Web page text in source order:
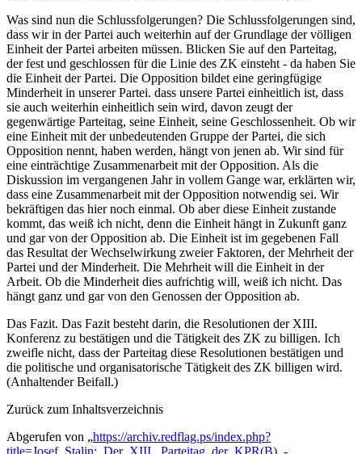
Was sind nun die Schlussfolgerungen? Die Schlussfolgerungen sind,
dass wir in der Partei auch weiterhin auf der Grundlage der völligen
Einheit der Partei arbeiten müssen. Blicken Sie auf den Parteitag,
der fest und geschlossen für die Linie des ZK einsteht - da haben Sie
die Einheit der Partei. Die Opposition bildet eine geringfügige
Minderheit in unserer Partei. dass unsere Partei einheitlich ist, dass
sie auch weiterhin einheitlich sein wird, davon zeugt der
gegenwärtige Parteitag, seine Einheit, seine Geschlossenheit. Ob wir
eine Einheit mit der unbedeutenden Gruppe der Partei, die sich
Opposition nennt, haben werden, hängt von jenen ab. Wir sind für
eine einträchtige Zusammenarbeit mit der Opposition. Als die
Diskussion im vergangenen Jahr in vollem Gange war, erklärten wir,
dass eine Zusammenarbeit mit der Opposition notwendig sei. Wir
bekräftigen das hier noch einmal. Ob aber diese Einheit zustande
kommt, das weiß ich nicht, denn die Einheit hängt in Zukunft ganz
und gar von der Opposition ab. Die Einheit ist im gegebenen Fall
das Resultat der Wechselwirkung zweier Faktoren, der Mehrheit der
Partei und der Minderheit. Die Mehrheit will die Einheit in der
Arbeit. Ob die Minderheit dies aufrichtig will, weiß ich nicht. Das
hängt ganz und gar von den Genossen der Opposition ab.
Das Fazit. Das Fazit besteht darin, die Resolutionen der XIII.
Konferenz zu bestätigen und die Tätigkeit des ZK zu billigen. Ich
zweifle nicht, dass der Parteitag diese Resolutionen bestätigen und
die politische und organisatorische Tätigkeit des ZK billigen wird.
(Anhaltender Beifall.)
Zurück zum Inhaltsverzeichnis
Abgerufen von „https://archiv.redflag.ps/index.php?
title=Josef_Stalin:_Der_XIII._Parteitag_der_KPR(B)_-